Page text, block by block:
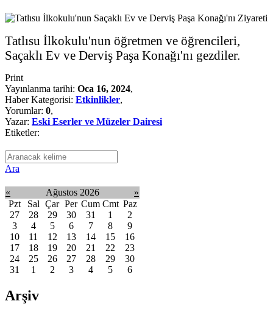
Tatlısu İlkokulu'nun öğretmen ve öğrencileri,
Saçaklı Ev ve Derviş Paşa Konağı'nı gezdiler.
Print
Yayınlanma tarihi: Oca 16, 2024,
Haber Kategorisi: Etkinlikler,
Yorumlar: 0,
Yazar: Eski Eserler ve Müzeler Dairesi
Etiketler:
Ara
« Ağustos 2026
»
Pzt
Sal Çar Per Cum Cmt Paz
27
28 29 30 31 1
2
3
4 5 6 7 8
9
10
11 12 13 14 15
16
17
18 19 20 21 22
23
24
25 26 27 28 29
30
31
1 2 3 4 5 6
Arşiv